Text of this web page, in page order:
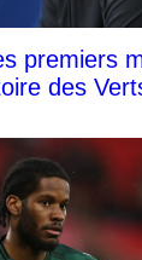
premiers
des